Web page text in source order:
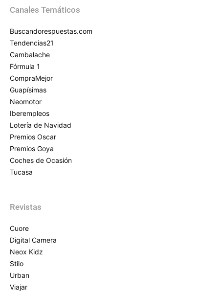
Canales Temáticos
Buscandorespuestas.com
Tendencias21
Cambalache
Fórmula 1
CompraMejor
Guapísimas
Neomotor
Iberempleos
Lotería de Navidad
Premios Oscar
Premios Goya
Coches de Ocasión
Tucasa
Revistas
Cuore
Digital Camera
Neox Kidz
Stilo
Urban
Viajar